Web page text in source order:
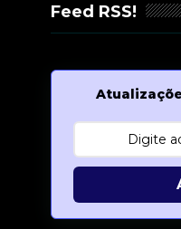
Feed RSS!